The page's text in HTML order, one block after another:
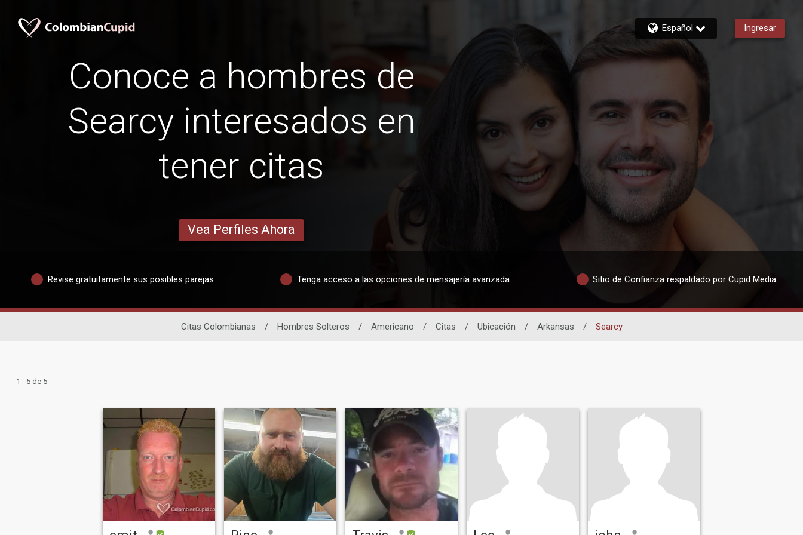
Español Ingresar
Conoce a hombres de
Searcy interesados ​​en
tener citas
Vea Perfiles Ahora
Revise gratuitamente sus posibles parejas Tenga acceso a las opciones de mensajería avanzada Sitio de Confianza respaldado por Cupid Media
Citas Colombianas / Hombres Solteros / Americano / Citas / Ubicación / Arkansas / Searcy
1 - 5 de 5